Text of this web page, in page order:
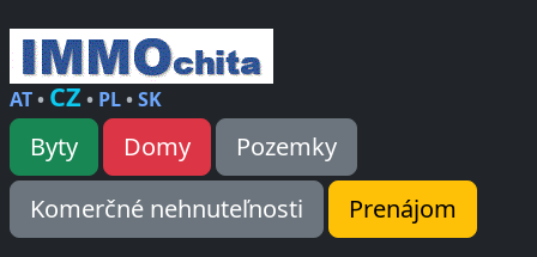
AT• CZ • PL•SK
Byty Domy
Pozemky
Komerčné nehnuteľnosti
Prenájom